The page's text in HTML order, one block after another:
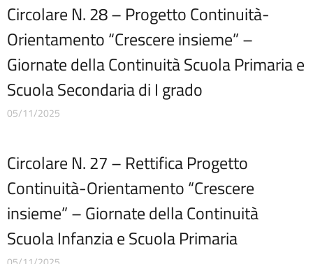
Modulistica personale scuola
OIV
Oneri informativi per cittadini e imprese
Organi di indirizzo politico-amministrativo
Organigramma
Patto educativo
Personale non a tempo indeterminato
Plessi
PNRR Futura
PNSD
PNSD
PON
Posizioni organizzative
Progetti
Circolare N. 28 – Progetto Continuità-
Orientamento “Crescere insieme” –
Giornate della Continuità Scuola Primaria e
Scuola Secondaria di I grado
05/11/2025
Circolare N. 27 – Rettifica Progetto
Continuità-Orientamento “Crescere
insieme” – Giornate della Continuità
Scuola Infanzia e Scuola Primaria